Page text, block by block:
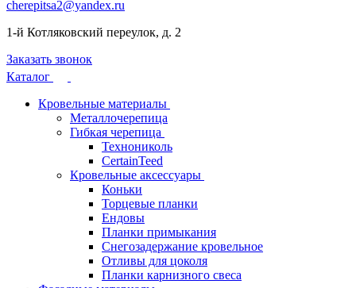
cherepitsa2@yandex.ru
1-й Котляковский переулок, д. 2
Заказать звонок
Каталог
Кровельные материалы
Металлочерепица
Гибкая черепица
Технониколь
CertainTeed
Кровельные аксессуары
Коньки
Торцевые планки
Ендовы
Планки примыкания
Снегозадержание кровельное
Отливы для цоколя
Планки карнизного свеса